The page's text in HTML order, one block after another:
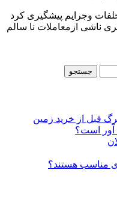
وجرایم پیشگیری کرد
ناشی ازمعاملات نا سالم
قبل از خرید زمین
مناسب هستند؟